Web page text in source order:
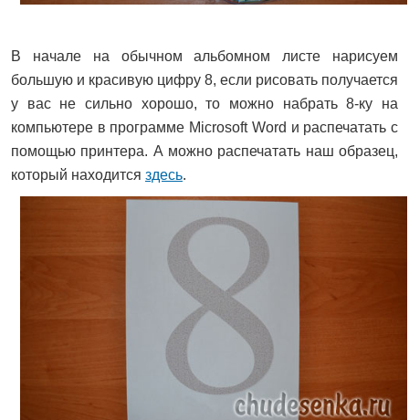
В начале на обычном альбомном листе нарисуем
большую и красивую цифру 8, если рисовать получается
у вас не сильно хорошо, то можно набрать 8-ку на
компьютере в программе Microsoft Word и распечатать с
помощью принтера. А можно распечатать наш образец,
который находится здесь.